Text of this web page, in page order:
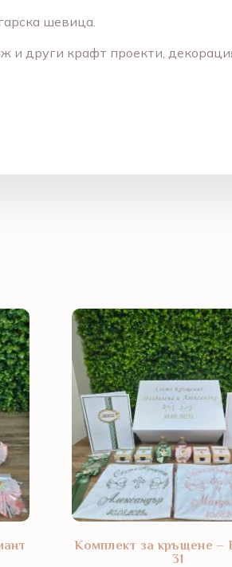
шевица.
и други крафт проекти,
Комплект за кръщене –
31